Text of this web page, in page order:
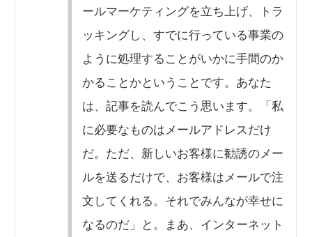
ールマーケティングを立ち上げ、トラ
ッキングし、すでに行っている事業の
ように処理することがいかに手間のか
かることかということです。あなた
は、記事を読んでこう思います。「私
に必要なものはメールアドレスだけ
だ。ただ、新しいお客様に勧誘のメー
ルを送るだけで、お客様はメールで注
文してくれる。それでみんなが幸せに
なるのだ」と。まあ、インターネット